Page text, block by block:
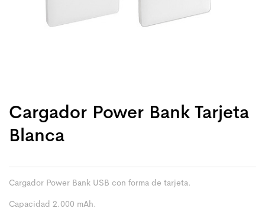
Cargador Power Bank Tarjeta
Blanca
Cargador Power Bank USB con forma de tarjeta.
Capacidad 2.000 mAh.